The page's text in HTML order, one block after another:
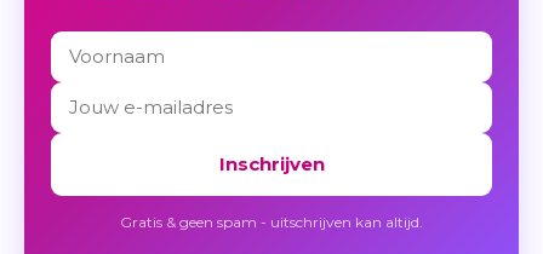
Inschrijven
Gratis & geen spam - uitschrijven kan altijd.